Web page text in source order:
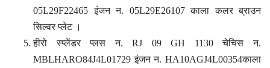
05L29F22465 इंजन न. 05L29E26107 काला कलर ब्राउन
सिल्वर प्लेट ।
हीरो स्प्लेंडर प्लस न. RJ 09 GH 1130 चेचिस न.
MBLHARO84J4L01729 इंजन न. HA10AGJ4L00354काला